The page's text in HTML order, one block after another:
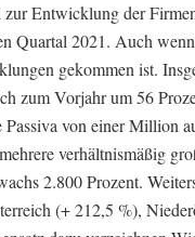
zur Entwicklung der
Quartal 2021. Auch
gekommen ist.
zum Vorjahr um 56
Passiva von einer Million
verhältnismäßig
2.800 Prozent.
(+ 212,5 %),